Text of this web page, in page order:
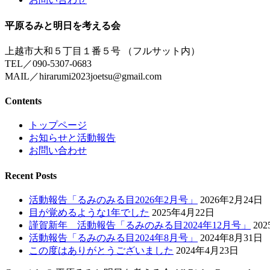
平原るみと明日を考える会
上越市大和５丁目１番５号 （フルサット内）
TEL／090-5307-0683
MAIL／hirarumi2023joetsu@gmail.com
Contents
トップページ
お知らせと活動報告
お問い合わせ
Recent Posts
活動報告「るみのみる目2026年2月号」
2026年2月24日
目が覚めるような1年でした 2025年4月22日
謹賀新年 活動報告「るみのみる目2024年12月号」
活動報告「るみのみる目2024年8月号」
2024年8月31日
この度はありがとうございました 2024年4月23日